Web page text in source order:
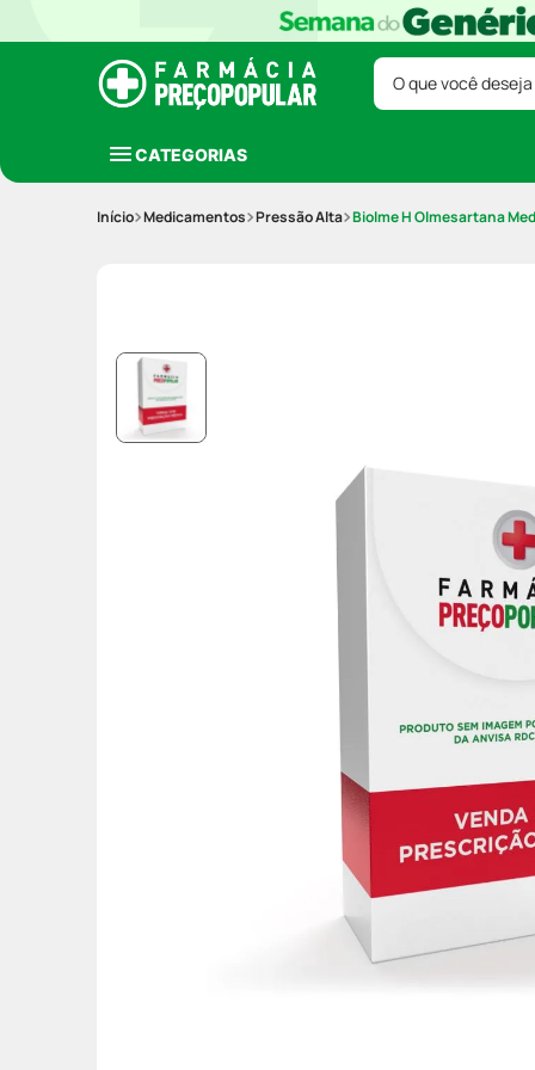
O que você
CATEGORIAS
Medicamentos Pressão Alta Biolme H Olmesartana